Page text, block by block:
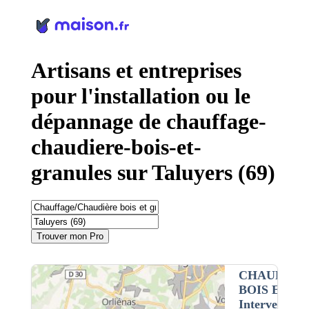
Artisans et entreprises
pour l'installation ou le
dépannage de chauffage-
chaudiere-bois-et-
granules sur Taluyers (69)
Trouver mon Pro
BOIS ET
Intervention